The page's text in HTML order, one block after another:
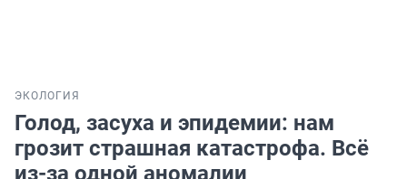
ЭКОЛОГИЯ
Голод, засуха и эпидемии: нам
грозит страшная катастрофа. Всё
из-за одной аномалии